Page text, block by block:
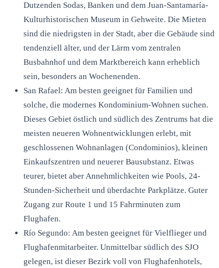
Dutzenden Sodas, Banken und dem Juan-Santamaría-
Kulturhistorischen Museum in Gehweite. Die Mieten
sind die niedrigsten in der Stadt, aber die Gebäude sind
tendenziell älter, und der Lärm vom zentralen
Busbahnhof und dem Marktbereich kann erheblich
sein, besonders an Wochenenden.
San Rafael: Am besten geeignet für Familien und
solche, die modernes Kondominium-Wohnen suchen.
Dieses Gebiet östlich und südlich des Zentrums hat die
meisten neueren Wohnentwicklungen erlebt, mit
geschlossenen Wohnanlagen (Condominios), kleinen
Einkaufszentren und neuerer Bausubstanz. Etwas
teurer, bietet aber Annehmlichkeiten wie Pools, 24-
Stunden-Sicherheit und überdachte Parkplätze. Guter
Zugang zur Route 1 und 15 Fahrminuten zum
Flughafen.
Río Segundo: Am besten geeignet für Vielflieger und
Flughafenmitarbeiter. Unmittelbar südlich des SJO
gelegen, ist dieser Bezirk voll von Flughafenhotels,